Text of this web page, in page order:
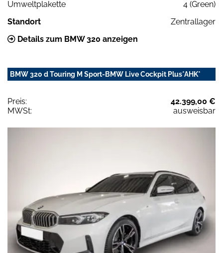
Umweltplakette
4 (Green)
Standort
Zentrallager
Details zum BMW 320 anzeigen
BMW 320 d Touring M Sport-BMW Live Cockpit Plus*AHK*
Preis:
42.399,00 €
MWSt:
ausweisbar